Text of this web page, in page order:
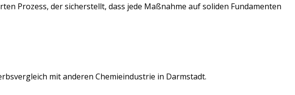
Prozess, der sicherstellt, dass jede Maßnahme auf soliden Fundamenten
mit anderen Chemieindustrie in Darmstadt.